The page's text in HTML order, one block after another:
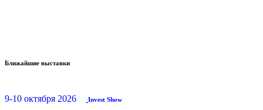
Ближайшие выставки
9-10 октября 2026 Invest Show